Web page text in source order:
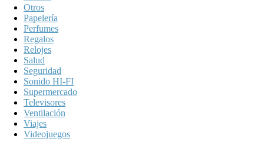
Otros
Papelería
Perfumes
Regalos
Relojes
Salud
Seguridad
Sonido HI-FI
Supermercado
Televisores
Ventilación
Viajes
Videojuegos